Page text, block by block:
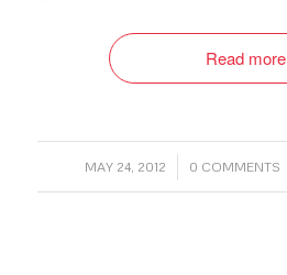
Read more
MAY 24, 2012
/ 0 COMMENTS
/